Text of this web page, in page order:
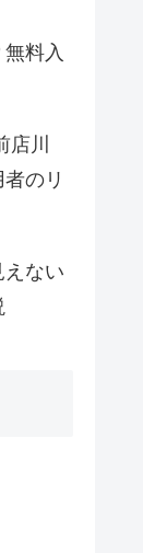
料入
川
のリ
ない